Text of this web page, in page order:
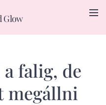
Glow
falig, de
megállni